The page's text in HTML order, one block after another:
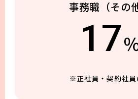
事務職 （その
17
※正社員・契約社員